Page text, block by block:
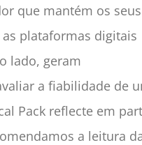
que mantém os seus
plataformas digitais
lado, geram
a fiabilidade de
Pack reflecte em
a leitura